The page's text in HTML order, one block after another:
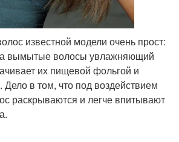
известной модели очень прост:
вымытые волосы увлажняющий
их пищевой фольгой и
в том, что под воздействием
раскрываются и легче впитывают